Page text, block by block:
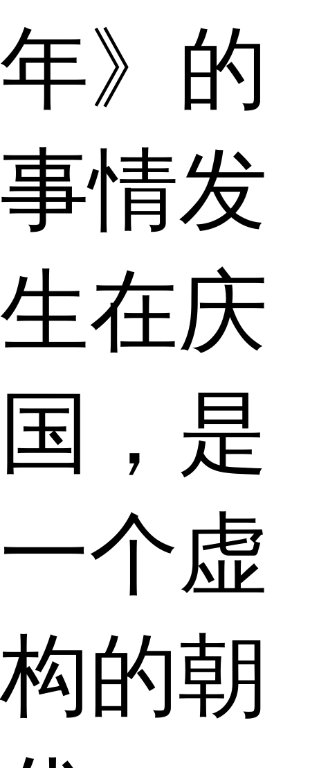
年》的
事情发
生在庆
国，是
一个虚
构的朝